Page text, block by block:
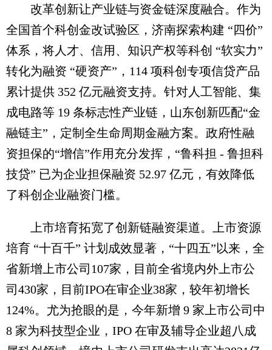
改革创新让产业链与资金链深度融合。作为
全国首个科创金改试验区，济南探索构建 “四价”
体系，将人才、信用、知识产权等科创 “软实力”
转化为融资 “硬资产”，114 项科创专项信贷产品
累计提供 352 亿元融资支持。针对人工智能、集
成电路等 19 条标志性产业链，山东创新匹配“金
融链主”，定制全生命周期金融方案。政府性融
资担保的“增信”作用充分发挥，“鲁科担 - 鲁担科
技贷” 已为企业担保融资 52.97 亿元，有效降低
了科创企业融资门槛。
上市培育拓宽了创新链融资渠道。上市资源
培育 “十百千” 计划成效显著，“十四五”以来，全
省新增上市公司107家，目前全省境内外上市公
司430家，目前IPO在审企业38家，较年初增长
124%。尤为抢眼的是，今年新增 9 家上市公司中
8 家为科技型企业，IPO 在审及辅导企业超八成